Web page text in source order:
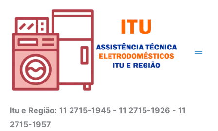
conteúdo
Itu e Região: 11 2715-1945 - 11 2715-1926 - 11
2715-1957